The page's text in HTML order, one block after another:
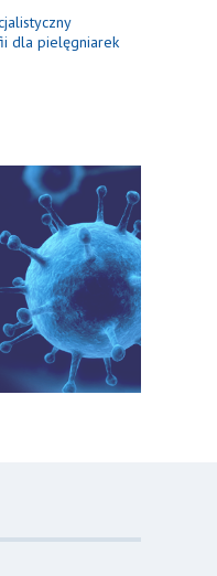
dla pielęgniarek
ekspertów
„Terminologia
schematem –
na profilaktykę